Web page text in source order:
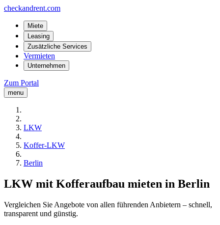
checkandrent.com
Miete
Leasing
Zusätzliche Services
Vermieten
Unternehmen
Zum Portal
menu
LKW
Koffer-LKW
Berlin
LKW mit Kofferaufbau mieten in Berlin
Vergleichen Sie Angebote von allen führenden Anbietern – schnell,
transparent und günstig.